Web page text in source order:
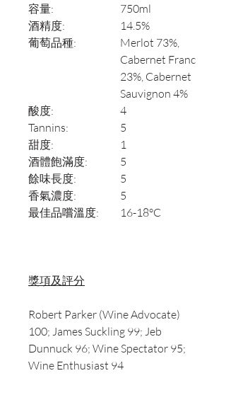
容量:
750ml
酒精度:
14.5%
葡萄品種:
Merlot 73%,
Cabernet Franc
23%, Cabernet
Sauvignon 4%
酸度:
4
Tannins:
5
甜度:
1
酒體飽滿度:
5
餘味長度:
5
香氣濃度:
5
最佳品嚐溫度:
16-18°C
獎項及評分
Robert Parker (Wine Advocate)
100; James Suckling 99; Jeb
Dunnuck 96; Wine Spectator 95;
Wine Enthusiast 94